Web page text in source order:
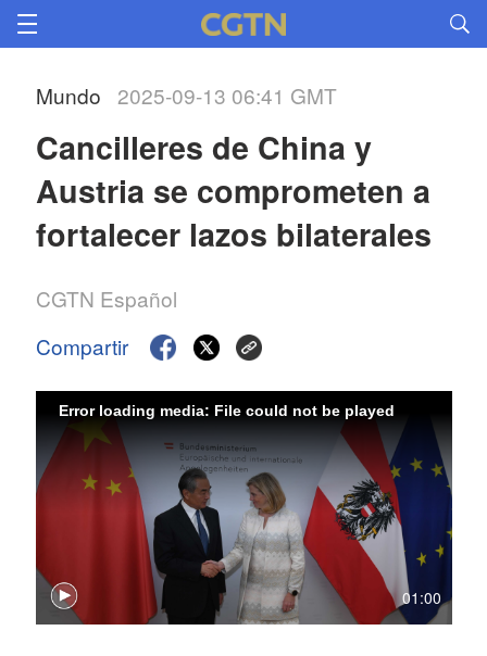
Mundo 2025-09-13 06:41 GMT
Cancilleres de China y
Austria se comprometen a
fortalecer lazos bilaterales
CGTN Español
Compartir
01:00
Error loading media: File could not be played